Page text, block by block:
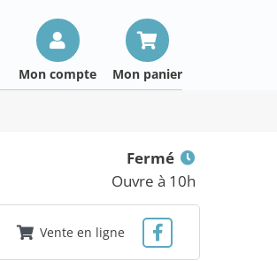
Mon compte Mon panier
Fermé
Ouvre à 10h
Vente en ligne